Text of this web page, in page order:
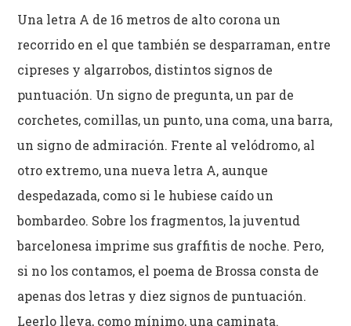
Una letra A de 16 metros de alto corona un
recorrido en el que también se desparraman, entre
cipreses y algarrobos, distintos signos de
puntuación. Un signo de pregunta, un par de
corchetes, comillas, un punto, una coma, una barra,
un signo de admiración. Frente al velódromo, al
otro extremo, una nueva letra A, aunque
despedazada, como si le hubiese caído un
bombardeo. Sobre los fragmentos, la juventud
barcelonesa imprime sus graffitis de noche. Pero,
si no los contamos, el poema de Brossa consta de
apenas dos letras y diez signos de puntuación.
Leerlo lleva, como mínimo, una caminata.